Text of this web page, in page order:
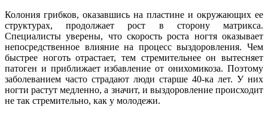
Колония грибков, оказавшись на пластине и окружающих ее
структурах, продолжает рост в сторону матрикса.
Специалисты уверены, что скорость роста ногтя оказывает
непосредственное влияние на процесс выздоровления. Чем
быстрее ноготь отрастает, тем стремительнее он вытесняет
патоген и приближает избавление от онихомикоза. Поэтому
заболеванием часто страдают люди старше 40-ка лет. У них
ногти растут медленно, а значит, и выздоровление происходит
не так стремительно, как у молодежи.